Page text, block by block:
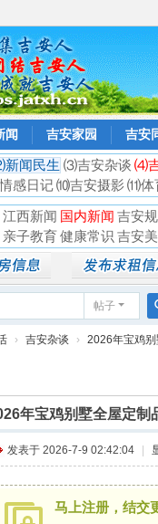
闻 吉安家园 吉安
闻民生 ⑶吉安杂谈 ⑷
感日记 ⑽吉安摄影 ⑾体
江西新闻 国内新闻 吉安规
亲子教育 健康常识 吉安
帖子
› 吉安杂谈 › 2026年宝鸡
年宝鸡别墅全屋定制
发表于 2026-7-9 02:42:04
马上注册，结交